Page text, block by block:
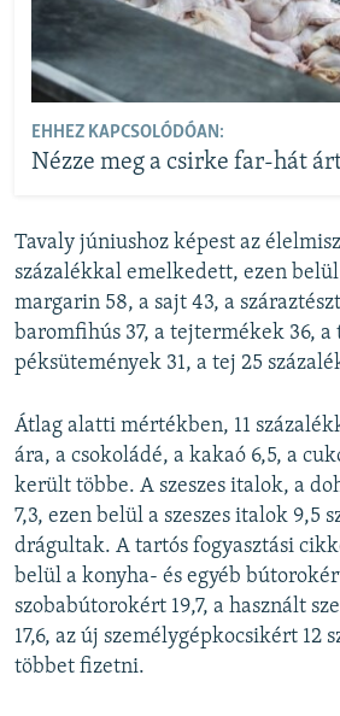
EHHEZ KAPCSOLÓDÓAN:
Nézze meg a csirke far-hát
Tavaly júniushoz képest az
százalékkal emelkedett, ezen
margarin 58, a sajt 43, a
baromfihús 37, a tejtermékek 36, a
péksütemények 31, a tej 25
Átlag alatti mértékben, 11
ára, a csokoládé, a kakaó 6,5, a
került többe. A szeszes italok, a
7,3, ezen belül a szeszes italok 9,5
drágultak. A tartós fogyasztási
belül a konyha- és egyéb
szobabútorokért 19,7, a használt
17,6, az új személygépkocsikért 12
többet fizetni.